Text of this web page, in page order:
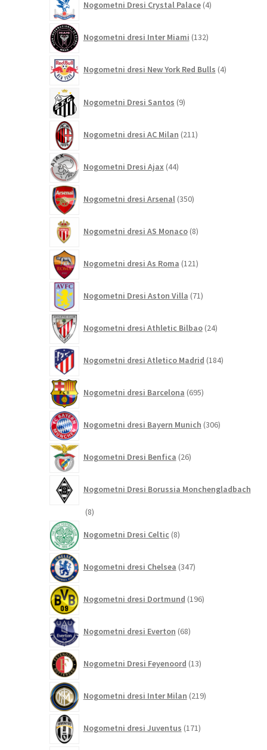
Nogometni Dresi Crystal Palace 4izdelki
Nogometni dresi Inter Miami 132izdelkov
Nogometni dresi New York Red Bulls 4izdelki
Nogometni Dresi Santos 9izdelkov
Nogometni dresi AC Milan 211izdelkov
Nogometni Dresi Ajax 44izdelkov
Nogometni dresi Arsenal 350izdelkov
Nogometni dresi AS Monaco 8izdelkov
Nogometni dresi As Roma 121izdelkov
Nogometni Dresi Aston Villa 71izdelkov
Nogometni dresi Athletic Bilbao 24izdelkov
Nogometni dresi Atletico Madrid 184izdelkov
Nogometni dresi Barcelona 695izdelkov
Nogometni dresi Bayern Munich 306izdelkov
Nogometni Dresi Benfica 26izdelkov
Nogometni Dresi Borussia Monchengladbach
88
Nogometni Dresi Celtic 8izdelkov
Nogometni dresi Chelsea 347izdelkov
Nogometni dresi Dortmund 196izdelkov
Nogometni dresi Everton 68izdelkov
Nogometni Dresi Feyenoord 13izdelkov
Nogometni dresi Inter Milan 219izdelkov
Nogometni dresi Juventus 171izdelkov